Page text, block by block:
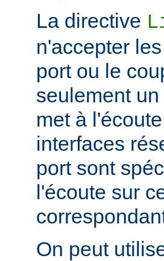
La directive
n'accepter
port ou le
seulement
met à
interfaces
port sont
l'écoute sur
On peut